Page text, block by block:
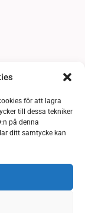
för att lagra
till dessa tekniker
på denna
ditt samtycke kan